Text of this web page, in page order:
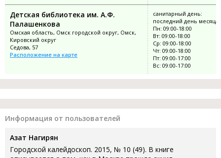
Детская библиотека им. А.Ф.
Палашенкова
Омская область, Омск городской округ, Омск,
Кировский округ
Седова, 57
Расположение на карте
санитарный день:
последний день месяца
Пн: 09:00-18:00
Вт: 09:00-18:00
Ср: 09:00-18:00
Чт: 09:00-18:00
Пт: 09:00-17:00
Вс: 09:00-17:00
Информация от пользователей
Азат Нагирян
Городской калейдоскоп. 2015, № 10 (49). В книге